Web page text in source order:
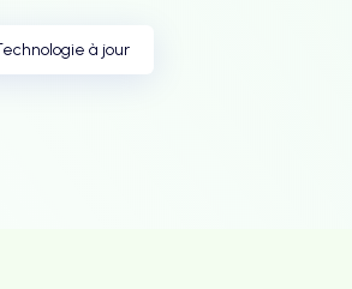
à jour